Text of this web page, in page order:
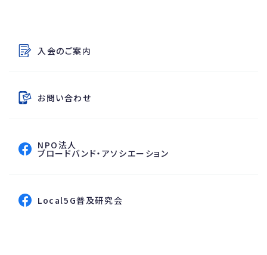
その他のコンテンツ
入会のご案内
お問い合わせ
NPO法人
ブロードバンド・アソシエーション
Local5G普及研究会